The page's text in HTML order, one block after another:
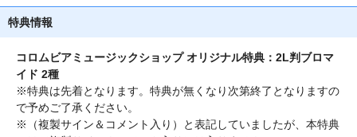
特典情報
コロムビアミュージックショップ オリジナル特典：2L判ブロマ
イド 2種
※特典は先着となります。特典が無くなり次第終了となりますの
で予めご了承ください。
※（複製サイン＆コメント入り）と表記していましたが、本特典